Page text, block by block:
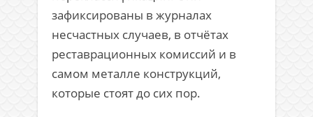
зафиксированы в журналах
несчастных случаев, в отчётах
реставрационных комиссий и в
самом металле конструкций,
которые стоят до сих пор.